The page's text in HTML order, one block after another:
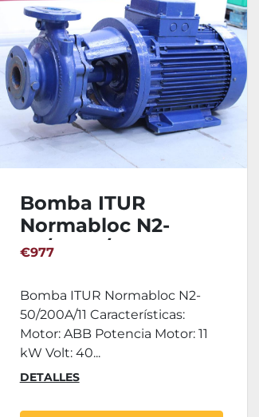
Bomba ITUR
Normabloc N2-
50/200A/11 - III
€977
Bomba ITUR Normabloc N2-
50/200A/11 Características:
Motor: ABB Potencia Motor: 11
kW Volt: 40...
DETALLES